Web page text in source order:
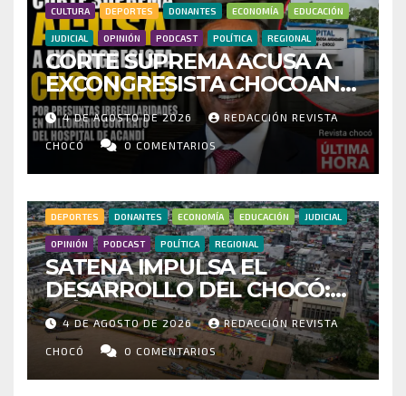
CULTURA DEPORTES DONANTES ECONOMÍA EDUCACIÓN
JUDICIAL OPINIÓN PODCAST POLÍTICA REGIONAL
CORTE SUPREMA ACUSA A
EXCONGRESISTA CHOCOANO
POR PRESUNTAS
IRREGULARIDADES EN
MILLONARIO CONTRATO DEL
HOSPITAL DE ACANDÍ
4 DE AGOSTO DE 2026 REDACCIÓN REVISTA
CHOCÓ 0 COMENTARIOS
DEPORTES DONANTES ECONOMÍA EDUCACIÓN JUDICIAL
OPINIÓN PODCAST POLÍTICA REGIONAL
SATENA IMPULSA EL
DESARROLLO DEL CHOCÓ:
MÁS DE 35 MIL PASAJEROS
MOVILIZADOS Y NUEVAS
RUTAS FORTALECEN LA
CONECTIVIDAD
4 DE AGOSTO DE 2026 REDACCIÓN REVISTA
CHOCÓ 0 COMENTARIOS